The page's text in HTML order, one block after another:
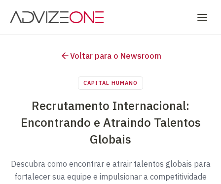
Voltar para o Newsroom
CAPITAL HUMANO
Recrutamento Internacional:
Encontrando e Atraindo Talentos
Globais
Descubra como encontrar e atrair talentos globais para
fortalecer sua equipe e impulsionar a competitividade